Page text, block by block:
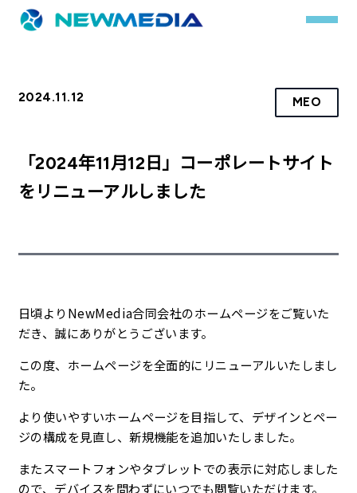
事業内容
サービス一覧
クチコミレスキュー
会社概要
最新情報
お知らせ
2024.11.12 MEO
「2024年11月12日」コーポレートサイト
をリニューアルしました
日頃よりNewMedia合同会社のホームページをご覧いた
だき、誠にありがとうございます。
この度、ホームページを全面的にリニューアルいたしまし
た。
より使いやすいホームページを目指して、デザインとペー
ジの構成を見直し、新規機能を追加いたしました。
またスマートフォンやタブレットでの表示に対応しました
ので、デバイスを問わずにいつでも閲覧いただけます。